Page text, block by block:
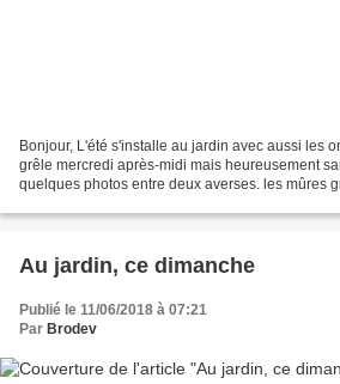
Bonjour, L'été s'installe au jardin avec aussi les
grêle mercredi après-midi mais heureusement
quelques photos entre deux averses. les mûres
Au jardin, ce dimanche
Publié le 11/06/2018 à 07:21
Par Brodev